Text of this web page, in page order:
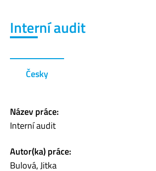
Interní audit
Česky
Název práce:
Interní audit
Autor(ka) práce:
Bulová, Jitka